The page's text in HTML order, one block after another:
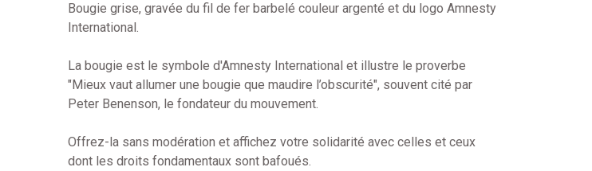
Bougie grise, gravée du fil de fer barbelé couleur argenté et du logo Amnesty
International.
La bougie est le symbole d'Amnesty International et illustre le proverbe
"Mieux vaut allumer une bougie que maudire l’obscurité", souvent cité par
Peter Benenson, le fondateur du mouvement.
Offrez-la sans modération et affichez votre solidarité avec celles et ceux
dont les droits fondamentaux sont bafoués.